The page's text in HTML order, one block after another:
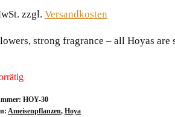
zzgl. Versandkosten
strong fragrance – all Hoyas are
HOY-30
Ameisenpflanzen, Hoya